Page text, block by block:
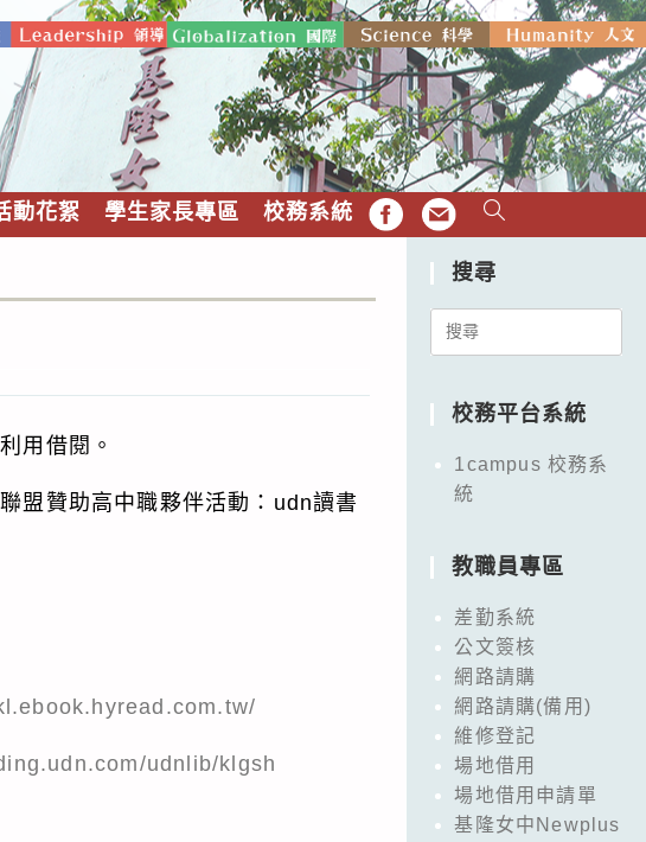
動花絮 學生家長專區 校務系統 FB EMAIL
用借閱。
盟贊助高中職夥伴活動：udn讀書
udnlib/klgsh
搜尋
Search
校務平台系統
1campus 校務系
統
教職員專區
差勤系統
公文簽核
網路請購
網路請購(備用)
維修登記
場地借用
場地借用申請單
基隆女中Newplus